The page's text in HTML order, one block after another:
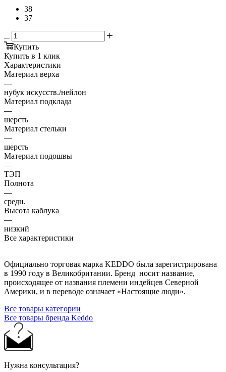
38
37
Купить
Купить в 1 клик
Характеристики
Материал верха
—
нубук искусств./нейлон
Материал подклада
—
шерсть
Материал стельки
—
шерсть
Материал подошвы
—
ТЭП
Полнота
—
средн.
Высота каблука
—
низкий
Все характеристики
Официально торговая марка KEDDO была зарегистрирована
в 1990 году в Великобритании. Бренд носит название,
происходящее от названия племени индейцев Северной
Америки, и в переводе означает «Настоящие люди».
Все товары категории
Все товары бренда Keddo
Нужна консультация?